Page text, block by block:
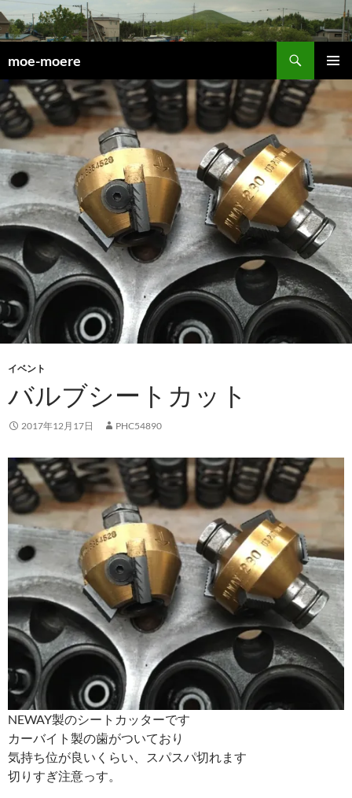
moe-moere
索
メインメ
ン
テ
ン
ツ
へ
ス
キ
ッ
プ
イベント
バルブシートカット
2017年12月17日 PHC54890
NEWAY製のシートカッターです
カーバイト製の歯がついており
気持ち位が良いくらい、スパスパ切れます
切りすぎ注意っす。